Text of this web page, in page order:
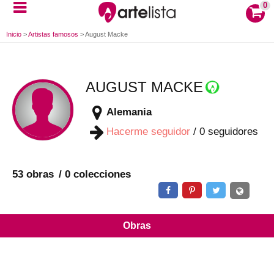
0
Inicio >Artistas famosos >August Macke
AUGUST MACKE
Alemania
Hacerme seguidor / 0 seguidores
53 obras 0 colecciones
Obras